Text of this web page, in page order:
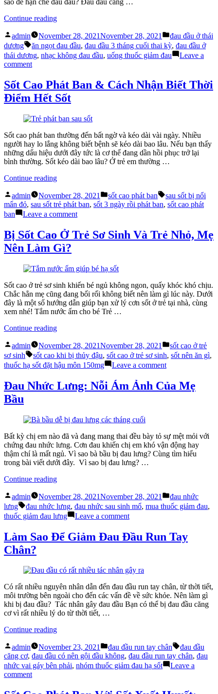
sao để hạn chế đau đầu? Đau đầu căng …
Continue reading“Đau
Ở
Thái
Dương
Và
Điều
Trị”
Posted
by
admin November 28, 2021November 28, 2021
Posted
in
đau đầu ở thái
dương
Tags:
ăn ngọt đau đầu, đau đầu 3 tháng cuối thai kỳ, đau đầu ở
thái dương, nhạc không đau đầu, uống thuốc giảm đau
Leave a
commenton
Ở
Thái
Và
Cách
Điều
Trị
Sốt Cao Phát Ban & Cách Nhận Biết Thời
Điểm Hết Sốt
Sốt cao phát ban thường đến bất ngờ và kéo dài vài ngày. Nhiều
người hay lo lắng không biết bệnh sẽ kéo dài bao lâu. Nếu bạn thấy
những dấu hiệu dưới đây tức là cơ thể đang dần hồi phục trở lại
bình thường. Sốt kéo dài bao lâu? Ở trẻ em thường …
Continue reading“Sốt
Phát
Ban
&
Nhận
Biết
Thời
Điểm
Hết
Sốt”
Posted
by
admin November 28, 2021
Posted
in
sốt cao phát ban Tags:
sau sốt bị nổi
mẩn đỏ, sau sốt trẻ phát ban, sốt 3 ngày rồi phát ban, sốt cao phát
ban
Leave a commenton
Cao
Phát
Cách
Nhận
Biết
Thời
Điểm
Hết
Bị Sốt Cao Ở Trẻ Sơ Sinh Và Trẻ Nhỏ, Mẹ
Nên Làm Gì?
Sốt cao ở trẻ sơ sinh khiến bé ngủ không ngon, quấy khóc khó chịu.
Chắc hẳn mẹ cũng đang bối rối không biết nên làm gì lúc này. Dưới
đây là một số hướng dẫn giúp bạn xử lý cơn sốt ở trẻ tại nhà, cùng
xem nhé! Tắm nước ấm cho bé Trẻ …
Continue reading“Bị
Cao
Ở
Trẻ
Sơ
Sinh
Và
Mẹ
Nên
Làm
Gì?”
Posted
by
admin November 28, 2021November 28, 2021
Posted
in
sốt cao ở trẻ
sơ sinh
Tags:
sốt cao khi bị thủy đậu, sốt cao ở trẻ sơ sinh, sốt nên ăn gì,
thuốc hạ sốt đặt hậu môn 150mg
Leave a commenton
Sốt
Cao
Và
Trẻ
Nhỏ,
Mẹ
Đau Nhức Lưng: Nỗi Ám Ảnh Của Mẹ
Bầu
Bất kỳ chị em nào đã và đang mang thai đều bày tỏ sự mệt mỏi với
chứng đau nhức lưng. Cơn đau khiến chị em khó vận động hay
thậm chí là mất ngủ. Vì sao bà bầu bị đau lưng? Cùng tìm hiểu
trong bài viết dưới đây. Vì sao bị đau lưng? …
Continue reading“Đau
Lưng:
Nỗi
Ám
Ảnh
Của
Mẹ
Posted
by
admin November 28, 2021November 28, 2021
Posted
in
đau nhức
lưng
Tags:
đau nhức lưng, đau nhức sau sinh mổ, mua thuốc giảm đau,
thuốc giảm đau lưng
Leave a commenton
Nhức
Lưng:
Ảnh
Của
Mẹ
Bầu
Làm Sao Để Giảm Đau Đầu Run Tay
Chân?
Có rất nhiều nguyên nhân dẫn đến đau đầu run tay chân, từ thời tiết,
môi trường bên ngoài cho đến các vấn đề về sức khỏe. Nên làm gì
khi bị đau đầu? Tác nhân gây đau đầu Bạn có thể bị đau đầu căng
cơ vì rất nhiều lý do từ thời tiết, …
Continue reading“Làm
Để
Giảm
Đau
Tay
Posted
by
admin November 23, 2021
Posted
in
đau đầu run tay chân Tags:
đau đầu
căng cơ, đau đầu có nên gội đầu không, đau đầu run tay chân, đau
nhức vai gáy bên phải, nhóm thuốc giảm đau hạ sốt
Leave a
commenton
Sao